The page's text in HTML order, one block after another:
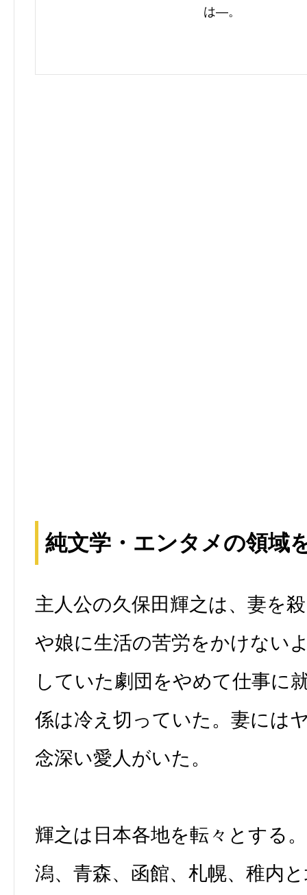
は―。
純文学・エンタメの領域
主人公の久保田輝之は、妻を
や娘に生活の苦労をかけない
していた劇団をやめて仕事に
係は冷え切っていた。妻には
念深い愛人がいた。
輝之は日本各地を転々とする
潟、青森、函館、札幌、稚内